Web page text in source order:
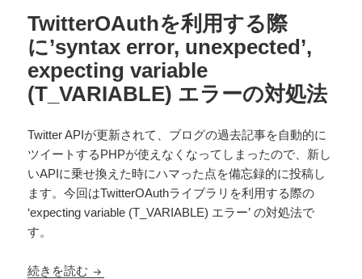
TwitterOAuthを利用する際
に’syntax error, unexpected’,
expecting variable
(T_VARIABLE) エラーの対処法
Twitter APIが更新されて、ブログの過去記事を自動的に
ツイートするPHPが使えなくなってしまったので、新し
いAPIに乗せ換えた時にハマった点を備忘録的に投稿し
ます。今回はTwitterOAuthライブラリを利用する際の
‘expecting variable (T_VARIABLE) エラー’ の対処法で
す。
続きを読む TwitterOAuthを利用する際に’syntax error,